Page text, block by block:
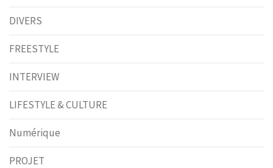
DIVERS
FREESTYLE
INTERVIEW
LIFESTYLE & CULTURE
Numérique
PROJET